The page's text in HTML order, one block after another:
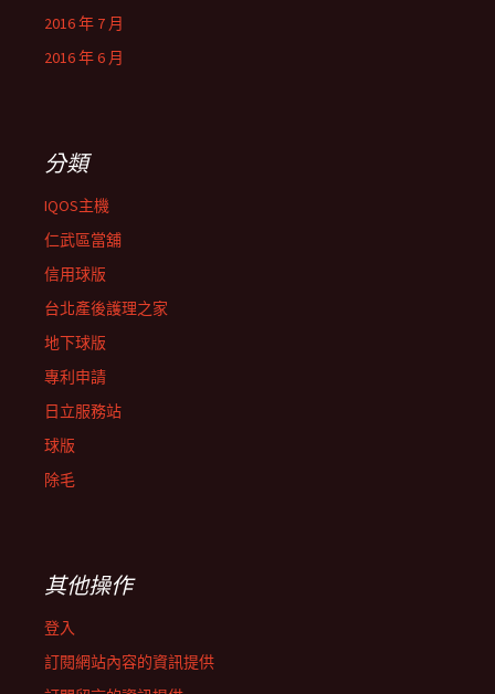
2016 年 7 月
2016 年 6 月
分類
IQOS主機
仁武區當舖
信用球版
台北產後護理之家
地下球版
專利申請
日立服務站
球版
除毛
其他操作
登入
訂閱網站內容的資訊提供